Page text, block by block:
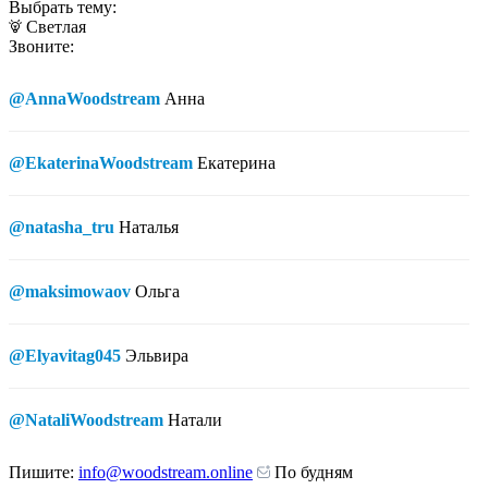
Выбрать тему:
Светлая
Звоните:
@AnnaWoodstream Анна
@EkaterinaWoodstream Екатерина
@natasha_tru Наталья
@maksimowaov Ольга
@Elyavitag045 Эльвира
@NataliWoodstream Натали
Пишите: info@woodstream.online По будням